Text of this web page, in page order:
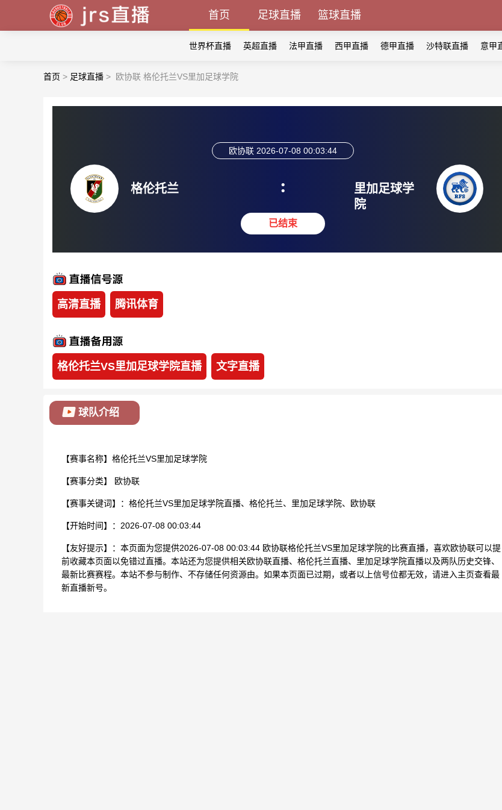
首页 足球直播 篮球直播
世界杯直播 英超直播 法甲直播 西甲直播 德甲直播 沙特联直播 意甲
首页 > 足球直播 > 欧协联 格伦托兰VS里加足球学院
格伦托兰
欧协联 2026-07-08 00:03:44
:
已结束
里加足球学
院
高清直播 腾讯体育
格伦托兰VS里加足球学院直播 文字直播
球队介绍
【赛事名称】格伦托兰VS里加足球学院
【赛事分类】 欧协联
【赛事关键词】：格伦托兰VS里加足球学院直播、格伦托兰、里加足球学院、欧协联
【开始时间】：2026-07-08 00:03:44
【友好提示】：本页面为您提供2026-07-08 00:03:44 欧协联格伦托兰VS里加足球学院的比赛直播，喜欢欧协联可以提
前收藏本页面以免错过直播。本站还为您提供相关欧协联直播、格伦托兰直播、里加足球学院直播以及两队历史交锋、
最新比赛赛程。本站不参与制作、不存储任何资源由。如果本页面已过期，或者以上信号位都无效，请进入主页查看最
新直播新号。